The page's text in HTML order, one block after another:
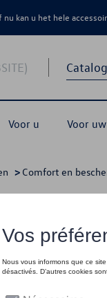
nu kan u het hele
Voor u Voor
> Comfort en